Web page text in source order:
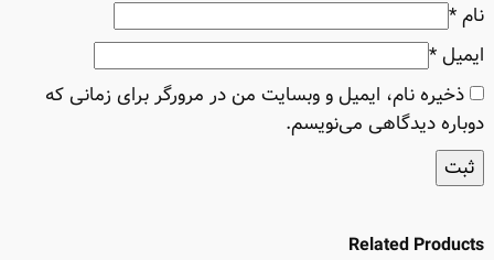
نام*
ایمیل*
ذخیره نام، ایمیل و وبسایت من در مرورگر برای زمانی که
دوباره دیدگاهی می‌نویسم.
Related Products